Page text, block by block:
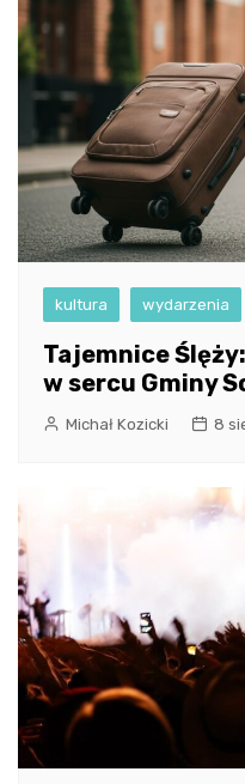
kultura wydarzenia
Tajemnice
w sercu Gminy
Michał Kozicki 8